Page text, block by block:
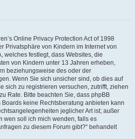
Online Privacy Protection Act of 1998
Privatsphäre von Kindern im Internet von
welches festlegt, dass Websites, die
von Kindern unter 13 Jahren erheben,
beziehungsweise des oder der
Wenn Sie sich unsicher sind, ob dies auf
sich zu registrieren versuchen, zutrifft, ziehen
Rate. Bitte beachten Sie, dass phpBB
keine Rechtsberatung anbieten kann
jeglicher Art ist; außer
wen soll ich mich wenden, falls es
zu diesem Forum gibt?“ behandelt